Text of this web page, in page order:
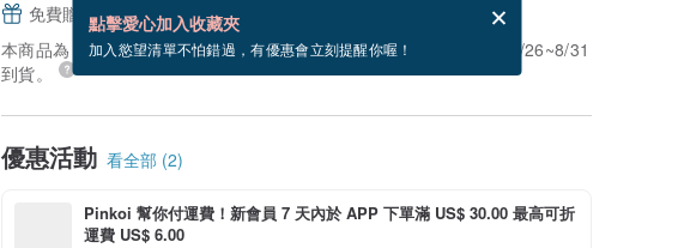
點擊愛心加入收藏夾
加入慾望清單不怕錯過，有優惠會立刻提醒你喔！
免費贈送電子賀卡，結帳完成後填寫
本商品為「接單訂製」。付款後需 7 個工作天製作。現在下單預估 8/26~8/31
到貨。
優惠活動 看全部 (2)
Pinkoi 幫你付運費！新會員 7 天內於 APP 下單滿 US$ 30.00 最高可折
運費 US$ 6.00